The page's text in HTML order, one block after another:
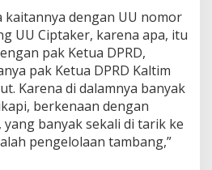
kaitannya dengan UU nomor
UU Ciptaker, karena apa, itu
pak Ketua DPRD,
pak Ketua DPRD Kaltim
Karena di dalamnya banyak
berkenaan dengan
banyak sekali di tarik ke
pengelolaan tambang,”